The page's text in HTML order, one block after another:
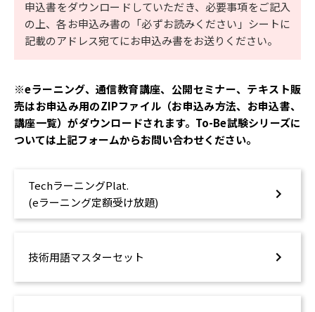
申込書をダウンロードしていただき、必要事項をご記入
の上、各お申込み書の「必ずお読みください」シートに
記載のアドレス宛てにお申込み書をお送りください。
※eラーニング、通信教育講座、公開セミナー、テキスト販
売はお申込み用のZIPファイル（お申込み方法、お申込書、
講座一覧）がダウンロードされます。To-Be試験シリーズに
ついては上記フォームからお問い合わせください。
TechラーニングPlat.
(eラーニング定額受け放題)
技術用語マスターセット